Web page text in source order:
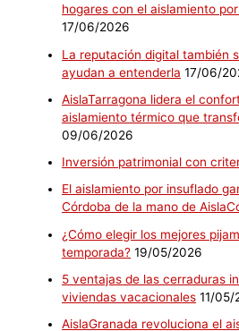
hogares con el aislamiento
17/06/2026
La reputación digital también
ayudan a entenderla 17/06/
AislaTarragona lidera el
aislamiento térmico que
09/06/2026
Inversión patrimonial con
El aislamiento por insuflado
Córdoba de la mano de
¿Cómo elegir los mejores
temporada? 19/05/2026
5 ventajas de las cerraduras
viviendas vacacionales 11/05/
AislaGranada revoluciona el